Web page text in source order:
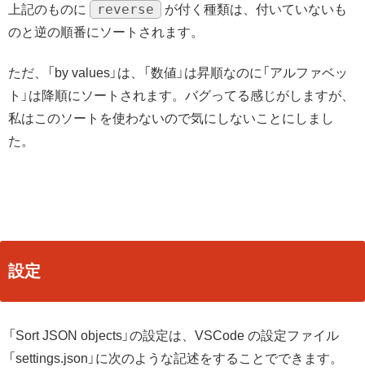
上記のものに reverse
が付く種類は、付いていないも
のと逆の順番にソートされます。
ただ、「by values」は、「数値」は昇順なのに「アルファベッ
ト」は降順にソートされます。バグってる感じがしますが、
私はこのソートを使わないので気にしないことにしまし
た。
設定
「Sort JSON objects」の設定は、VSCode の設定ファイル
「settings.json」に次のような記述をすることでできます。